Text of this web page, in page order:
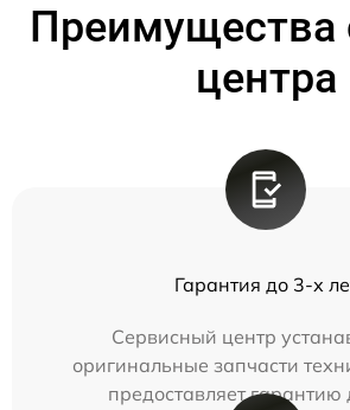
Преимущества
центра
Гарантия до 3-х
Сервисный центр
оригинальные запчасти
предоставляет гарантию